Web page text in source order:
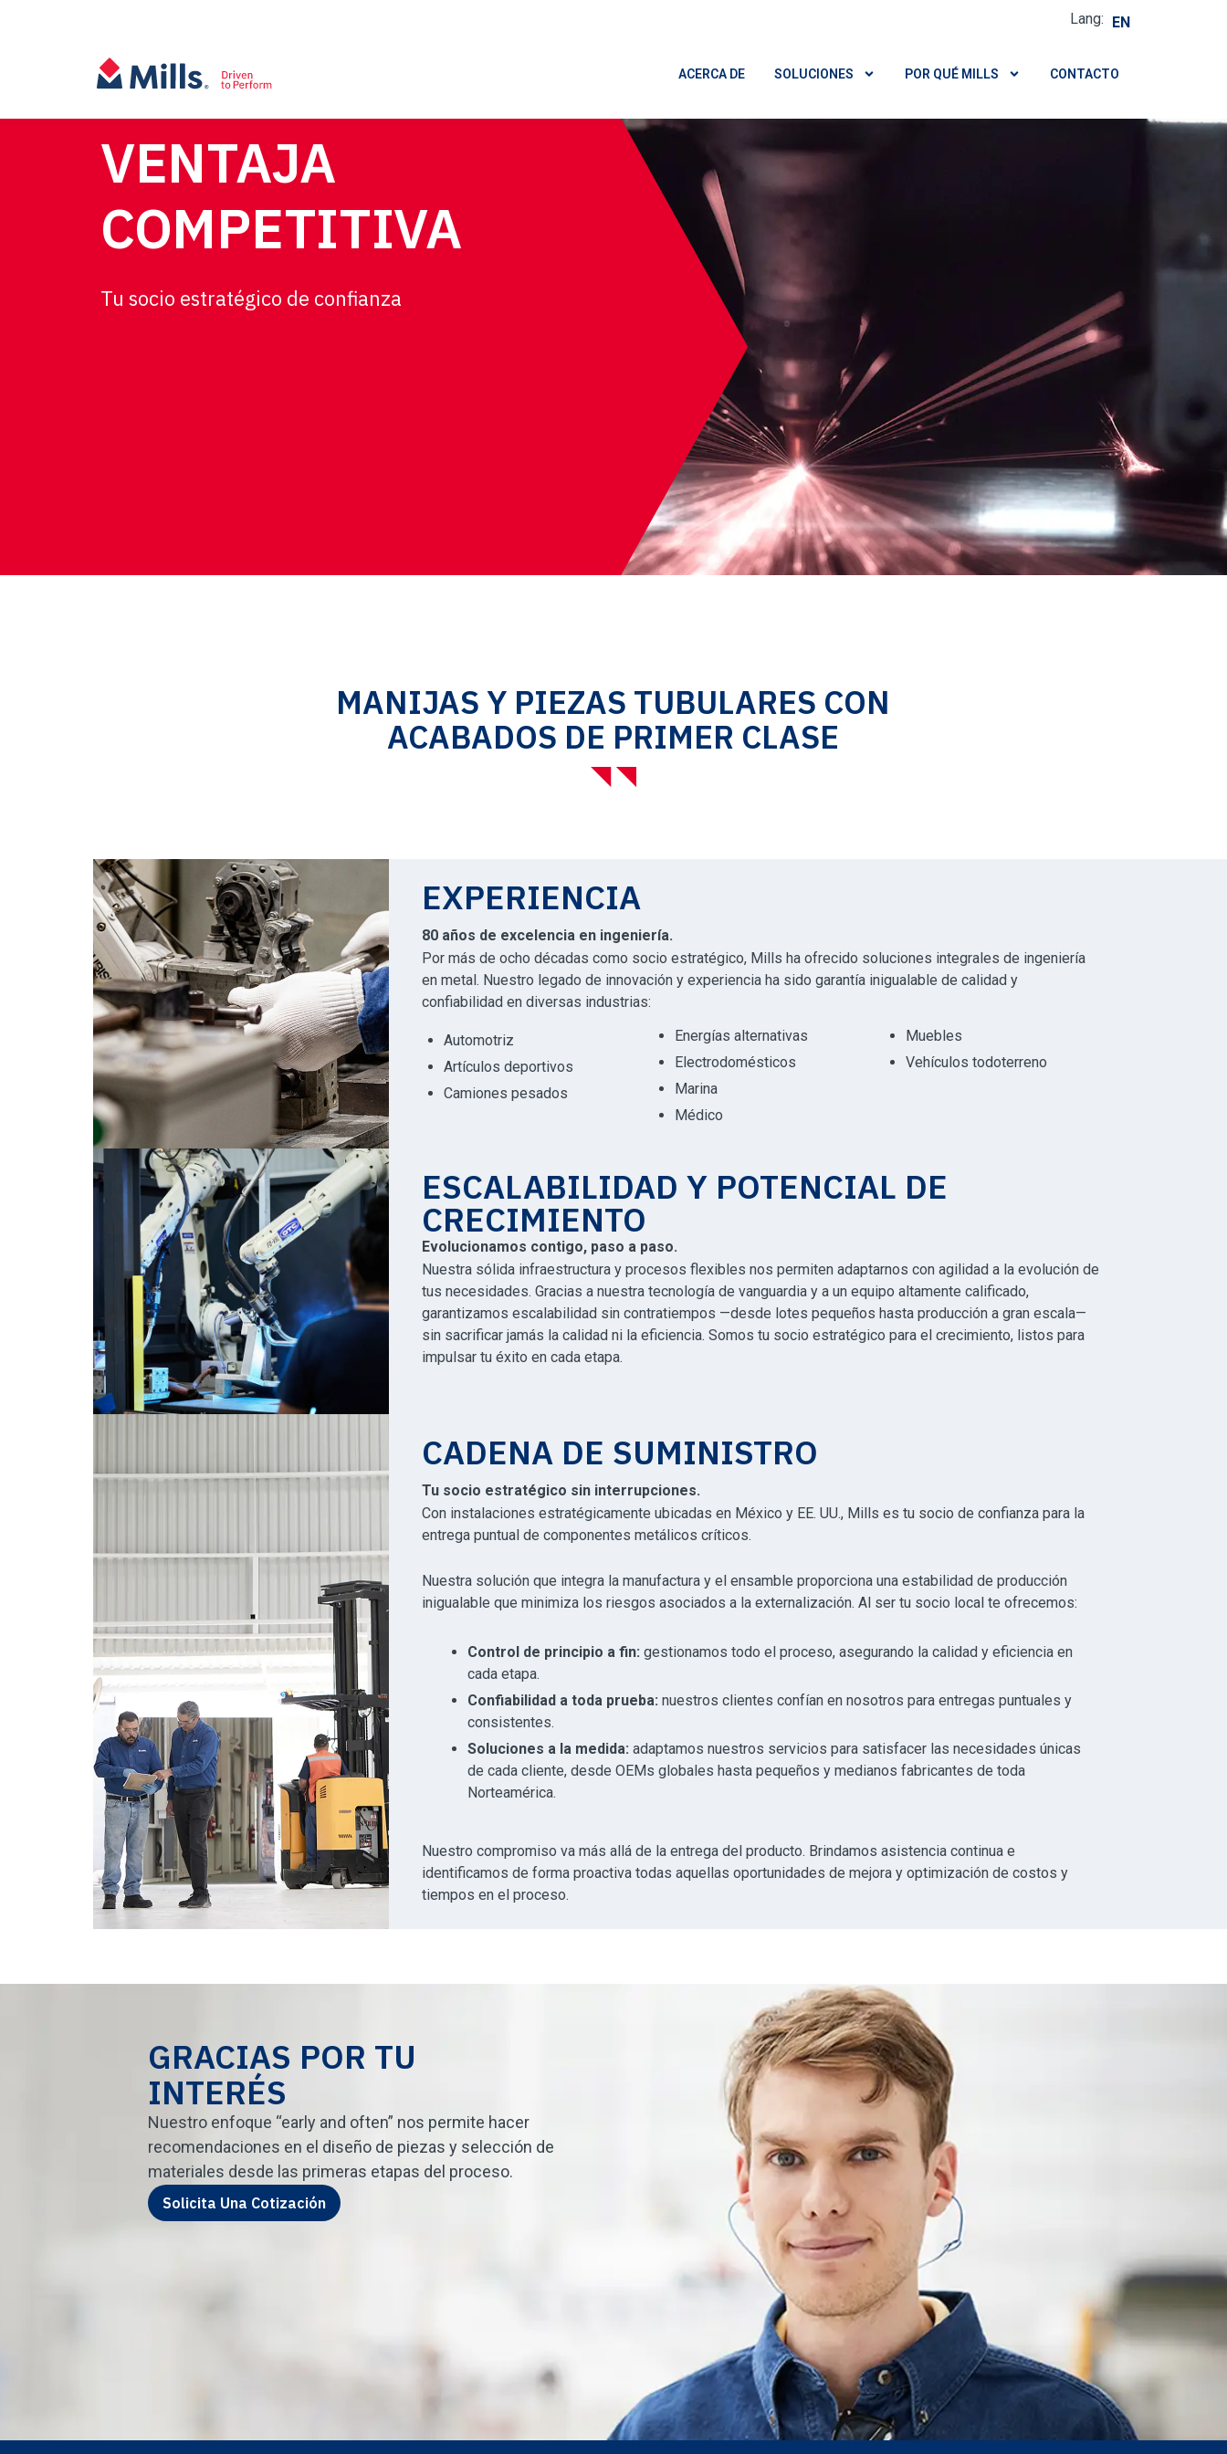
EN
Lang:
ACERCA DE SOLUCIONES POR QUÉ MILLS CONTACTO
VENTAJA
COMPETITIVA
Tu socio estratégico de confianza
MANIJAS Y PIEZAS TUBULARES CON
ACABADOS DE PRIMER CLASE
EXPERIENCIA
80 años de excelencia en ingeniería.
Por más de ocho décadas como socio estratégico, Mills ha ofrecido soluciones integrales de ingeniería
en metal. Nuestro legado de innovación y experiencia ha sido garantía inigualable de calidad y
confiabilidad en diversas industrias:
Automotriz
Artículos deportivos
Camiones pesados
Energías alternativas
Electrodomésticos
Marina
Médico
Muebles
Vehículos todoterreno
ESCALABILIDAD Y POTENCIAL DE
CRECIMIENTO
Evolucionamos contigo, paso a paso.
Nuestra sólida infraestructura y procesos flexibles nos permiten adaptarnos con agilidad a la evolución de
tus necesidades. Gracias a nuestra tecnología de vanguardia y a un equipo altamente calificado,
garantizamos escalabilidad sin contratiempos —desde lotes pequeños hasta producción a gran escala—
sin sacrificar jamás la calidad ni la eficiencia.Somos tu socio estratégico para el crecimiento, listos para
impulsar tu éxito en cada etapa.
CADENA DE SUMINISTRO
Tu socio estratégico sin interrupciones.
Con instalaciones estratégicamente ubicadas en México y EE. UU., Mills es tu socio de confianza para la
entrega puntual de componentes metálicos críticos.
Nuestra solución que integra la manufactura y el ensamble proporciona una estabilidad de producción
inigualable que minimiza los riesgos asociados a la externalización. Al ser tu socio local te ofrecemos:
Control de principio a fin: gestionamos todo el proceso, asegurando la calidad y eficiencia en
cada etapa.
Confiabilidad a toda prueba: nuestros clientes confían en nosotros para entregas puntuales y
consistentes.
Soluciones a la medida: adaptamos nuestros servicios para satisfacer las necesidades únicas
de cada cliente, desde OEMs globales hasta pequeños y medianos fabricantes de toda
Norteamérica.
Nuestro compromiso va más allá de la entrega del producto. Brindamos asistencia continua e
identificamos de forma proactiva todas aquellas oportunidades de mejora y optimización de costos y
tiempos en el proceso.
GRACIAS POR TU
INTERÉS
Nuestro enfoque “early and often” nos permite hacer
recomendaciones en el diseño de piezas y selección de
materiales desde las primeras etapas del proceso.
Solicita Una Cotización